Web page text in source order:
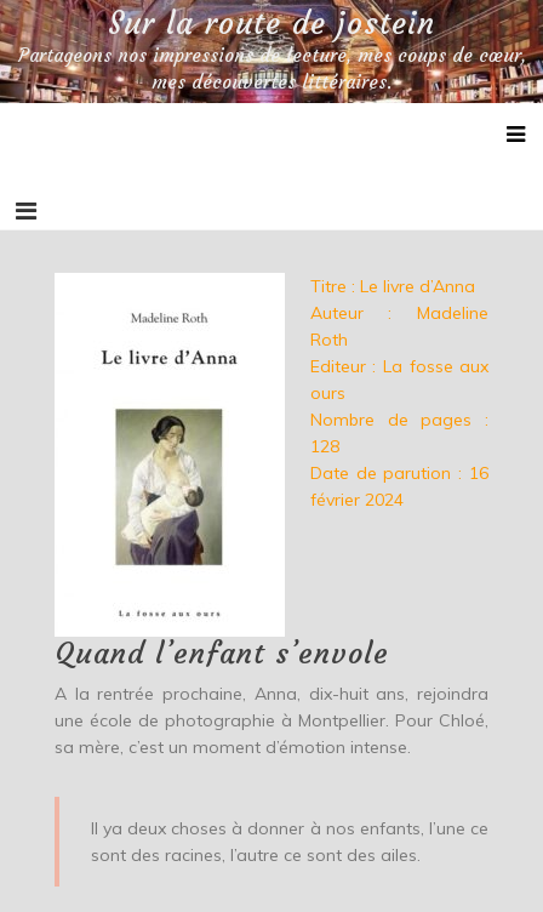
Skip
to
content
Sur la route de jostein
Partageons nos impressions de lecture, mes coups de cœur,
mes découvertes littéraires.
Titre : Le livre d’Anna
Auteur : Madeline
Roth
Editeur : La fosse aux
ours
Nombre de pages :
128
Date de parution : 16
février 2024
Quand l’enfant s’envole
A la rentrée prochaine, Anna, dix-huit ans, rejoindra
une école de photographie à Montpellier. Pour Chloé,
sa mère, c’est un moment d’émotion intense.
Il ya deux choses à donner à nos enfants, l’une ce
sont des racines, l’autre ce sont des ailes.